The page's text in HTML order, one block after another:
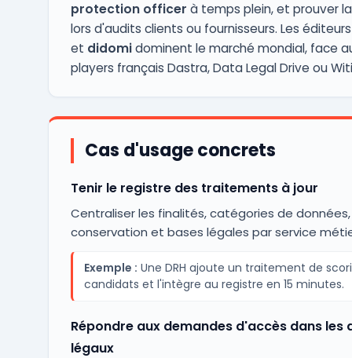
protection officer à temps plein, et prouver
lors d'audits clients ou fournisseurs. Les
et didomidominent le marché mondial, face
players français Dastra, Data Legal Drive ou
Cas d'usage concrets
Tenir le registre des traitements à jour
Centraliser les finalités, catégories de
conservation et bases légales par service
Exemple : Une DRH ajoute un traitement de
candidats et l'intègre au registre en 15 minutes.
Répondre aux demandes d'accès dans les
légaux